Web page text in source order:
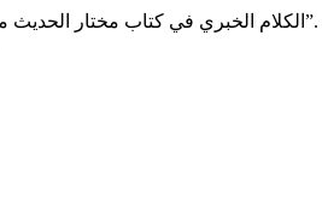
Saidah, and Fikriyah Mahyaddin. “الكلام الخبري في كتاب مختار الحديث من شفاء السقيم للمبتدئين (دراسة تحليلية بلاغية)”.